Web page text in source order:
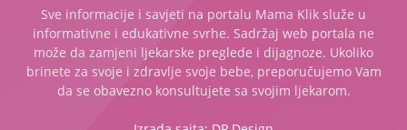
Sve informacije i savjeti na portalu Mama Klik služe u
informativne i edukativne svrhe. Sadržaj web portala ne
može da zamjeni ljekarske preglede i dijagnoze. Ukoliko
brinete za svoje i zdravlje svoje bebe, preporučujemo Vam
da se obavezno konsultujete sa svojim ljekarom.